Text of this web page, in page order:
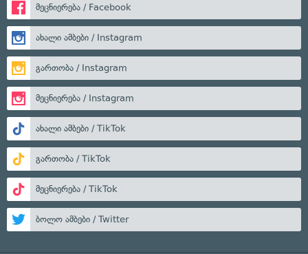
მეცნიერება / Facebook
ახალი ამბები / Instagram
გართობა / Instagram
მეცნიერება / Instagram
ახალი ამბები / TikTok
გართობა / TikTok
მეცნიერება / TikTok
ბოლო ამბები / Twitter